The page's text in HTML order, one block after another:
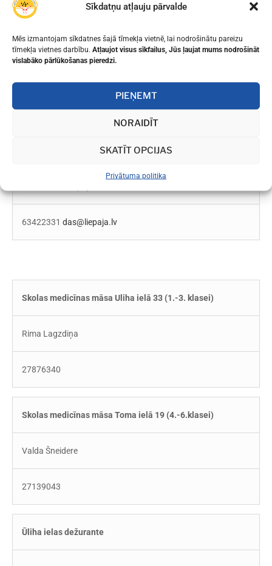
Sīkdatņu atļauju pārvalde
Mēs izmantojam sīkdatnes šajā tīmekļa vietnē, lai nodrošinātu pareizu
tīmekļa vietnes darbību. Atļaujot visus sīkfailus, Jūs ļaujat mums nodrošināt
vislabāko pārlūkošanas pieredzi.
PIEŅEMT
NORAIDĪT
SKATĪT OPCIJAS
Privātuma politika
Regīna Roze
63422331 das@liepaja.lv
Skolas medicīnas māsa Uliha ielā 33 (1.-3. klasei)
Rima Lagzdiņa
27876340
Skolas medicīnas māsa Toma ielā 19 (4.-6.klasei)
Valda Šneidere
27139043
Ūliha ielas dežurante